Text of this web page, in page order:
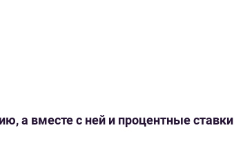
а вместе с ней и процентные ставки